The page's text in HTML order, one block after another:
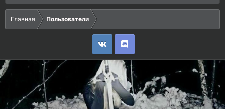
Главная Пользователи